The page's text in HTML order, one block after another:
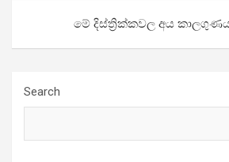
මේ දිස්ත්‍රික්කවල අය
Search